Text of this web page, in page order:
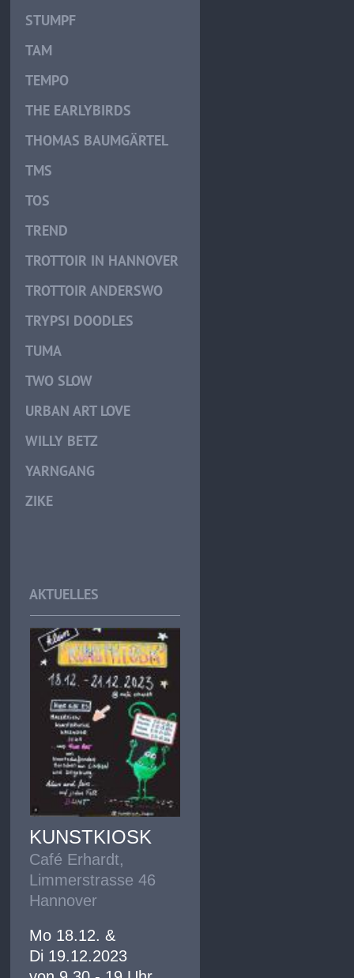
STUMPF
TAM
TEMPO
THE EARLYBIRDS
THOMAS BAUMGÄRTEL
TMS
TOS
TREND
TROTTOIR IN HANNOVER
TROTTOIR ANDERSWO
TRYPSI DOODLES
TUMA
TWO SLOW
URBAN ART LOVE
WILLY BETZ
YARNGANG
ZIKE
AKTUELLES
KUNSTKIOSK
Café Erhardt,
Limmerstrasse 46
Hannover
Mo 18.12. &
Di 19.12.2023